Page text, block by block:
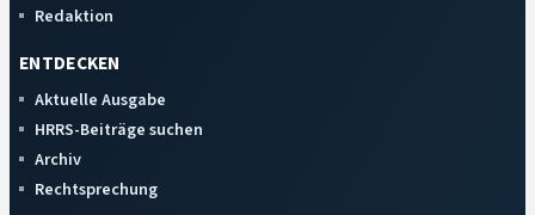
Redaktion
ENTDECKEN
Aktuelle Ausgabe
HRRS-Beiträge suchen
Archiv
Rechtsprechung